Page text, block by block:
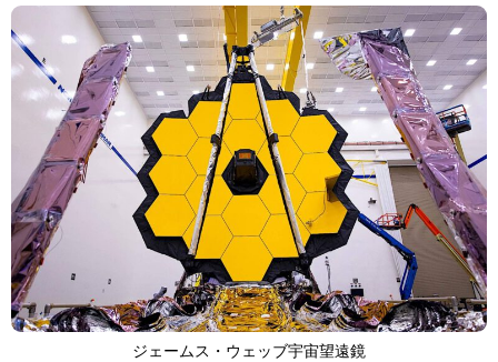
ジェームス・ウェッブ宇宙望遠鏡